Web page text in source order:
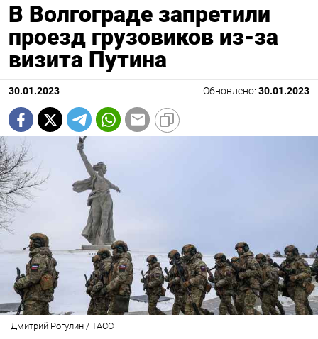
В Волгограде запретили
проезд грузовиков из-за
визита Путина
30.01.2023 Обновлено: 30.01.2023
Дмитрий Рогулин / ТАСС